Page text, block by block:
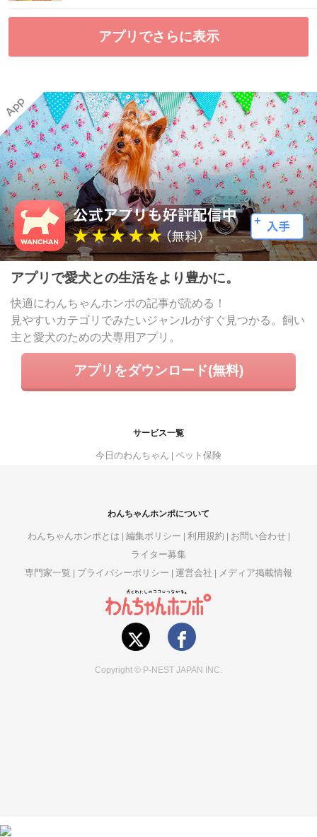
アプリでさらに表示
アプリで愛犬との生活をより豊かに。
快適にわんちゃんホンポの記事が読める！
見やすいカテゴリでみたいジャンルがすぐ見つかる。飼い
主と愛犬のための犬専用アプリ。
アプリをダウンロード(無料)
サービス一覧
今日のわんちゃん ペット保険
わんちゃんホンポについて
わんちゃんホンポとは 編集ポリシー 利用規約
お問い合わせ
ライター募集
専門家一覧
プライバシーポリシー 運営会社 メディア掲載情報
Copyright © P-NEST JAPAN INC.